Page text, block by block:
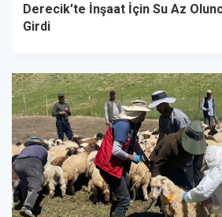
Derecik'te İnşaat İçin Su Az
Girdi